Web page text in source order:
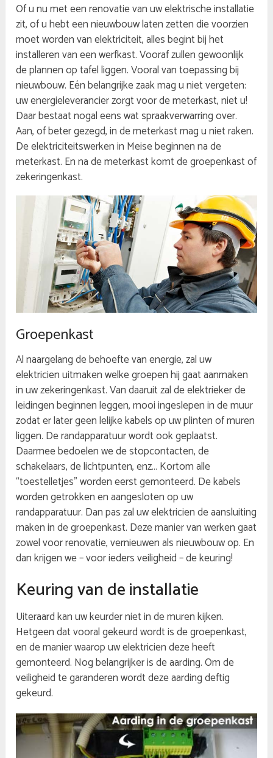
Of u nu met een renovatie van uw elektrische installatie
zit, of u hebt een nieuwbouw laten zetten die voorzien
moet worden van elektriciteit, alles begint bij het
installeren van een werfkast. Vooraf zullen gewoonlijk
de plannen op tafel liggen. Vooral van toepassing bij
nieuwbouw. Eén belangrijke zaak mag u niet vergeten:
uw energieleverancier zorgt voor de meterkast, niet u!
Daar bestaat nogal eens wat spraakverwarring over.
Aan, of beter gezegd, in de meterkast mag u niet raken.
De elektriciteitswerken in Meise beginnen na de
meterkast. En na de meterkast komt de groepenkast of
zekeringenkast.
Groepenkast
Al naargelang de behoefte van energie, zal uw
elektricien uitmaken welke groepen hij gaat aanmaken
in uw zekeringenkast. Van daaruit zal de elektrieker de
leidingen beginnen leggen, mooi ingeslepen in de muur
zodat er later geen lelijke kabels op uw plinten of muren
liggen. De randapparatuur wordt ook geplaatst.
Daarmee bedoelen we de stopcontacten, de
schakelaars, de lichtpunten, enz… Kortom alle
“toestelletjes” worden eerst gemonteerd. De kabels
worden getrokken en aangesloten op uw
randapparatuur. Dan pas zal uw elektricien de aansluiting
maken in de groepenkast. Deze manier van werken gaat
zowel voor renovatie, vernieuwen als nieuwbouw op. En
dan krijgen we – voor ieders veiligheid – de keuring!
Keuring van de installatie
Uiteraard kan uw keurder niet in de muren kijken.
Hetgeen dat vooral gekeurd wordt is de groepenkast,
en de manier waarop uw elektricien deze heeft
gemonteerd. Nog belangrijker is de aarding. Om de
veiligheid te garanderen wordt deze aarding deftig
gekeurd.